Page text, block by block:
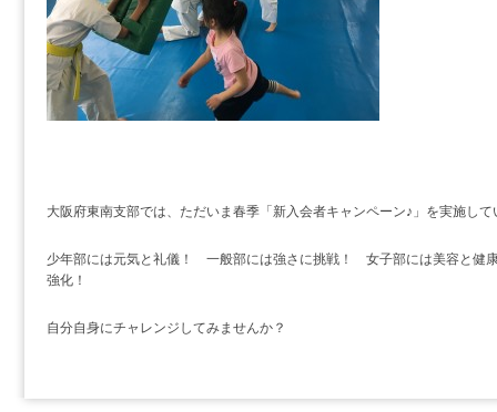
大阪府東南支部では、ただいま春季「新入会者キャンペーン♪」を実施し
少年部には元気と礼儀！ 一般部には強さに挑戦！ 女子部には美容と健
強化！
自分自身にチャレンジしてみませんか？